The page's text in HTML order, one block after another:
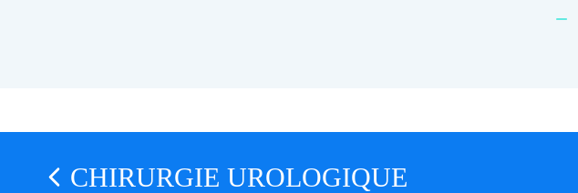
CHIRURGIE UROLOGIQUE